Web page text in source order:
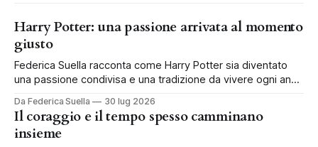
Harry Potter: una passione arrivata al momento
giusto
Federica Suella racconta come Harry Potter sia diventato
una passione condivisa e una tradizione da vivere ogni anno
Da Federica Suella 30 lug 2026
Il coraggio e il tempo spesso camminano
insieme